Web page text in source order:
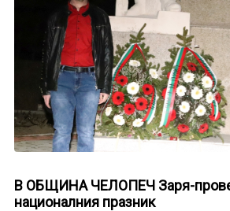
В ОБЩИНА ЧЕЛОПЕЧ Заря-
националния празник